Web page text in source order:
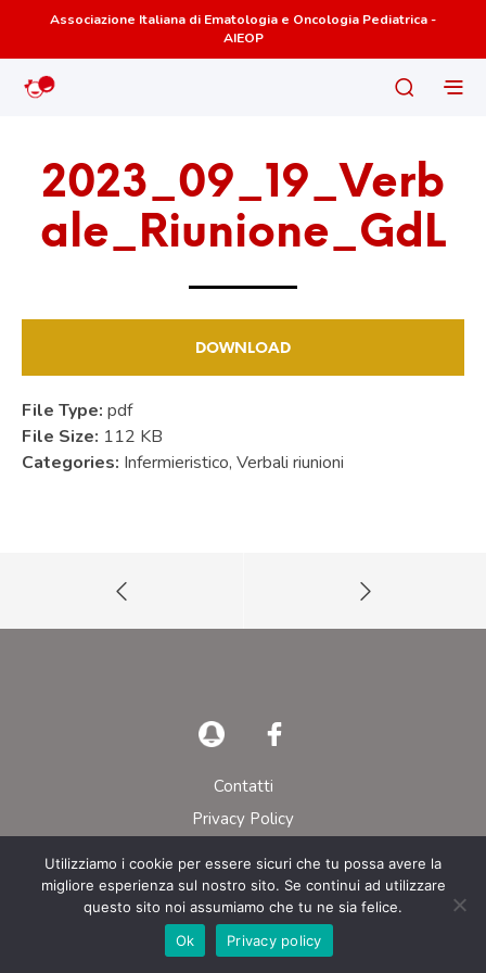
Associazione Italiana di Ematologia e Oncologia Pediatrica -
AIEOP
2023_09_19_Verb
ale_Riunione_GdL
DOWNLOAD
File Type: pdf
File Size: 112 KB
Categories: Infermieristico, Verbali riunioni
Contatti
Privacy Policy
© AIEOP – Tutti i diritti riservati
Utilizziamo i cookie per essere sicuri che tu possa avere la
migliore esperienza sul nostro sito. Se continui ad utilizzare
questo sito noi assumiamo che tu ne sia felice.
Ok
Privacy policy